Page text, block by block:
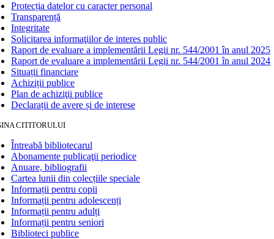
Protecția datelor cu caracter personal
Transparență
Integritate
Solicitarea informaţiilor de interes public
Raport de evaluare a implementării Legii nr. 544/2001 în anul 2025
Raport de evaluare a implementării Legii nr. 544/2001 în anul 2024
Situații financiare
Achiziții publice
Plan de achiziţii publice
Declarații de avere și de interese
CITITORULUI
Întreabă bibliotecarul
Abonamente publicaţii periodice
Anuare, bibliografii
Cartea lunii din colecțiile speciale
Informații pentru copii
Informații pentru adolescenți
Informații pentru adulți
Informații pentru seniori
Biblioteci publice